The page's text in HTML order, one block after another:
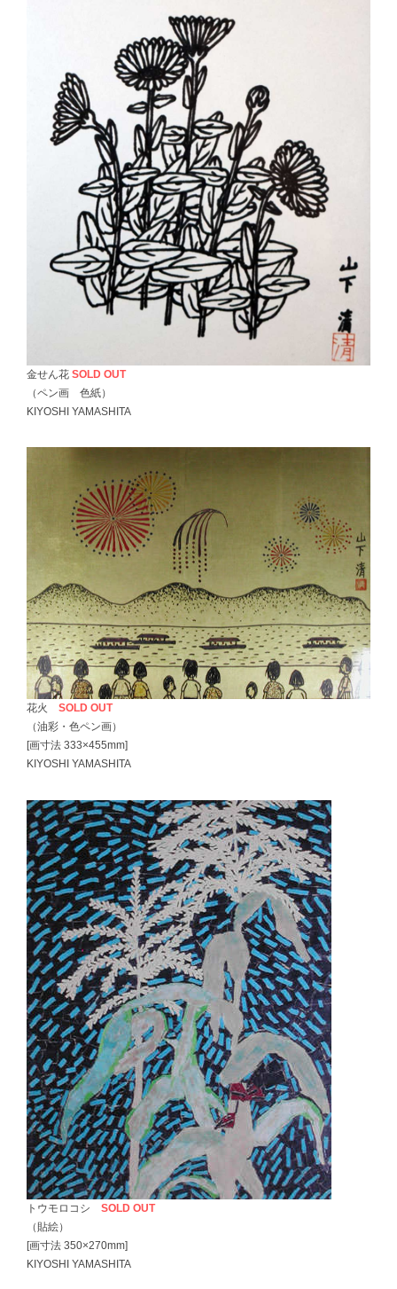
金せん花 SOLD OUT
（ペン画 色紙）
KIYOSHI YAMASHITA
花火
SOLD OUT
（油彩・色ペン画）
[画寸法 333×455mm]
KIYOSHI YAMASHITA
トウモロコシ
SOLD OUT
（貼絵）
[画寸法 350×270mm]
KIYOSHI YAMASHITA